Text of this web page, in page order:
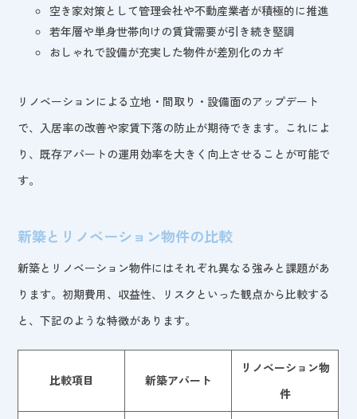
空き家対策として管理会社や不動産業者が積極的に推進
若年層や単身世帯向けの賃貸需要が引き続き堅調
おしゃれで設備が充実した物件が差別化のカギ
リノベーションによる立地・間取り・設備面のアップデート
で、入居率の改善や家賃下落の防止が期待できます。これによ
り、既存アパートの運用効率を大きく向上させることが可能で
す。
新築とリノベーション物件の比較
新築とリノベーション物件にはそれぞれ異なる強みと課題があ
ります。初期費用、収益性、リスクといった観点から比較する
と、下記のような特徴があります。
比較項目 新築アパート
リノベーション物
件